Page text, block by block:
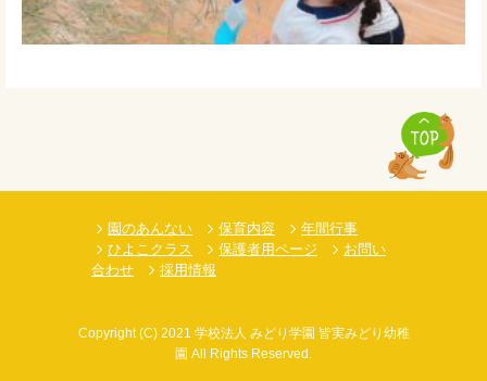
園のあんない 保育内容
年間行事
ひよこクラス
保護者用ページ
お問い
合わせ
採用情報
Copyright(C)2021 学校法人 みどり学園 皆実みどり幼稚
園 All Rights Reserved.